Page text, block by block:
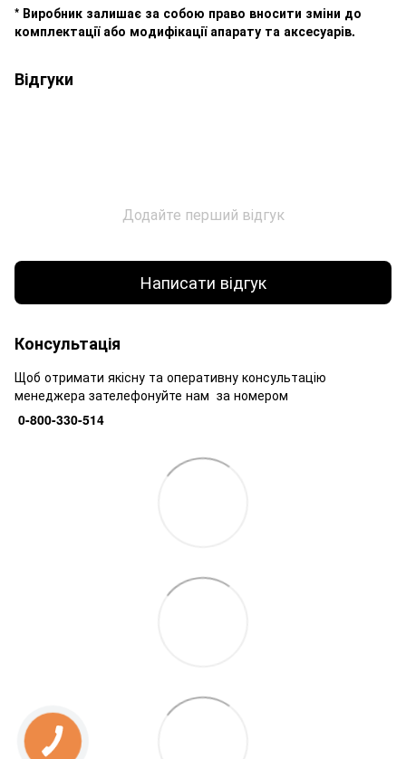
* Виробник залишає за собою право вносити зміни до
комплектації або модифікації апарату та аксесуарів.
Відгуки
Додайте перший відгук
Написати відгук
Консультація
Щоб отримати якісну та оперативну консультацію
менеджера зателефонуйте нам за номером
0-800-330-514